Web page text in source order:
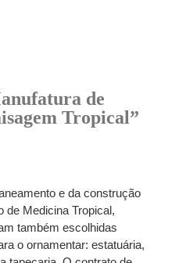
de
Tropical”
e da construção
de Medicina Tropical,
também escolhidas
o ornamentar: estatuária,